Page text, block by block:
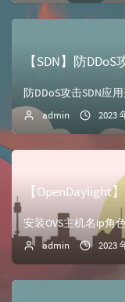
【SDN】防
admin 2023
【OpenDaylight
admin 2023